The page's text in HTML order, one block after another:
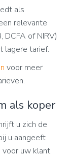
als
relevante
of NIRV)
lagere tarief.
voor meer
als koper
u zich de
u aangeeft
uw klant.